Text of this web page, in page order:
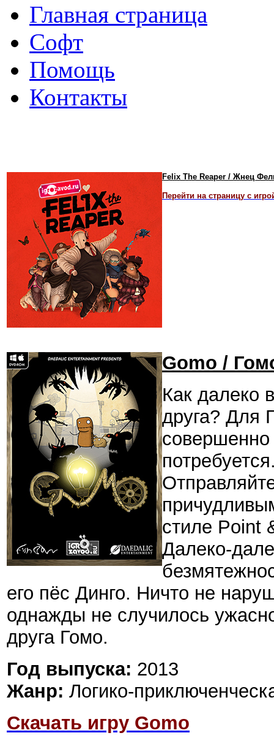
Главная страница
Софт
Помощь
Контакты
Felix The Reaper / Жнец
Перейти на страницу с
Gomo /
Как далеко
друга? Для
стиле Point
Далеко-
его пёс Динго. Ничто не
однажды не случилось
друга Гомо.
Год выпуска: 2013
Жанр: Логико-
Скачать игру Gomo